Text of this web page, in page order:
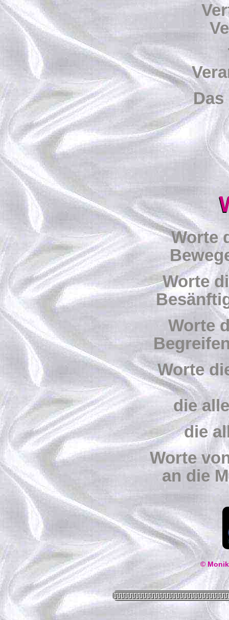
Worte
Worte
Worte
Worte
die
die
Worte
an die
©